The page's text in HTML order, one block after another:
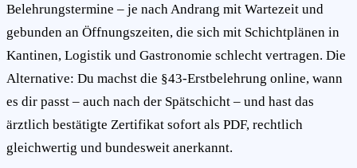
Belehrungstermine – je nach Andrang mit Wartezeit und
gebunden an Öffnungszeiten, die sich mit Schichtplänen in
Kantinen, Logistik und Gastronomie schlecht vertragen. Die
Alternative: Du machst die §43-Erstbelehrung online, wann
es dir passt – auch nach der Spätschicht – und hast das
ärztlich bestätigte Zertifikat sofort als PDF, rechtlich
gleichwertig und bundesweit anerkannt.